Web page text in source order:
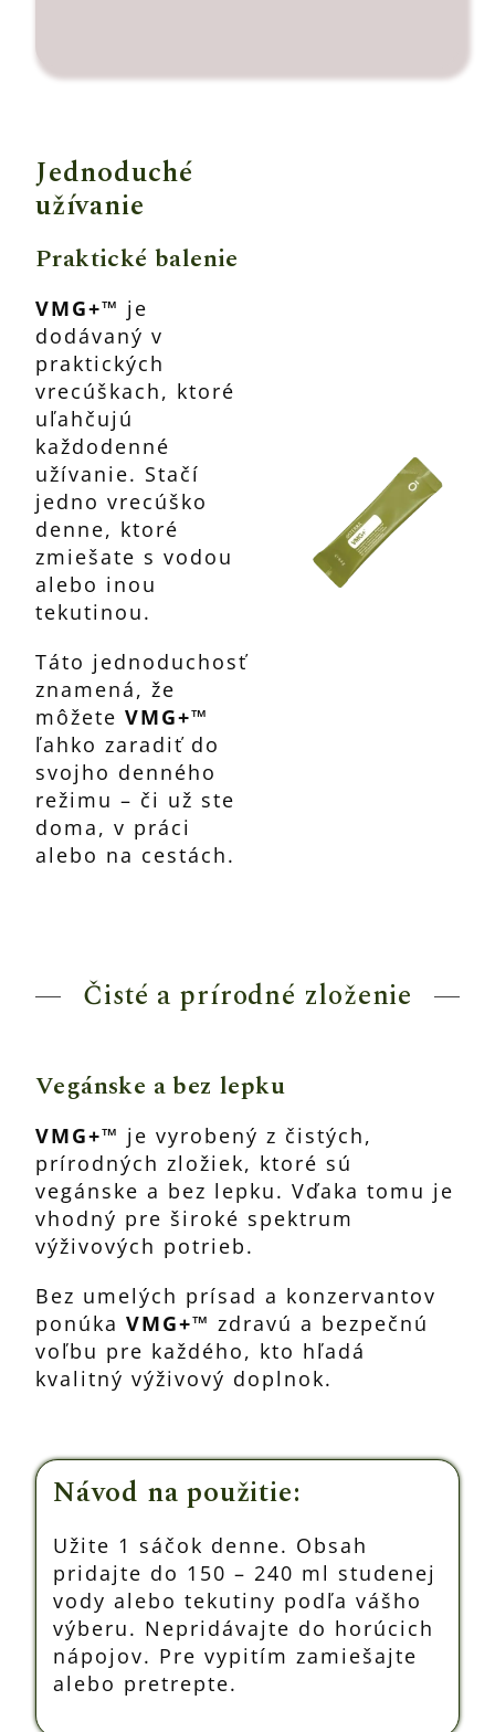
Jednoduché
užívanie
Praktické balenie
VMG+™ je
dodávaný v
praktických
vrecúškach, ktoré
uľahčujú
každodenné
užívanie. Stačí
jedno vrecúško
denne, ktoré
zmiešate s vodou
alebo inou
tekutinou.
Táto jednoduchosť
znamená, že
môžete VMG+™
ľahko zaradiť do
svojho denného
režimu – či už ste
doma, v práci
alebo na cestách.
Čisté a prírodné zloženie
Vegánske a bez lepku
VMG+™ je vyrobený z čistých,
prírodných zložiek, ktoré sú
vegánske a bez lepku. Vďaka tomu je
vhodný pre široké spektrum
výživových potrieb.
Bez umelých prísad a konzervantov
ponúka VMG+™ zdravú a bezpečnú
voľbu pre každého, kto hľadá
kvalitný výživový doplnok.
Návod na použitie:
Užite 1 sáčok denne. Obsah
pridajte do 150 – 240 ml studenej
vody alebo tekutiny podľa vášho
výberu. Nepridávajte do horúcich
nápojov. Pre vypitím zamiešajte
alebo pretrepte.